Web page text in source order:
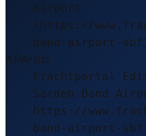
Airport
(https://
band-airport-
APA-Stil
Frachtportal
Sardeh Band
https://
band-airport-sbf